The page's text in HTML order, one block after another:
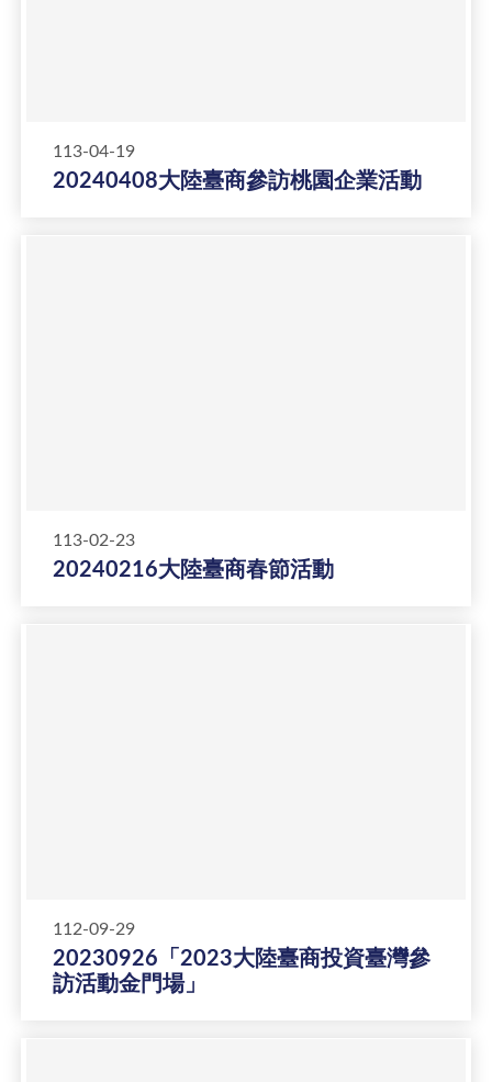
113-04-19
20240408大陸臺商參訪桃園企業活動
113-02-23
20240216大陸臺商春節活動
112-09-29
20230926「2023大陸臺商投資臺灣參
訪活動金門場」